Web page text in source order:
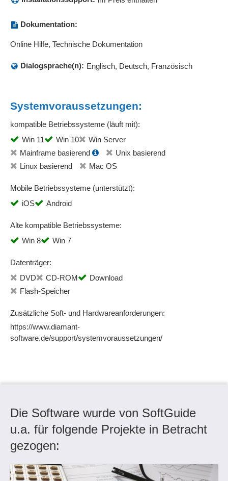
Dokumentation:
Online Hilfe, Technische Dokumentation
Dialogsprache(n): Englisch, Deutsch, Französisch
Systemvoraussetzungen:
kompatible Betriebssysteme (läuft mit):
Win 11
Win 10
Win Server
Mainframe basierend
Unix basierend
Linux basierend
Mac OS
Mobile Betriebssysteme (unterstützt):
iOS
Android
Alte kompatible Betriebssysteme:
Win 8
Win 7
Datenträger:
DVD
CD-ROM
Download
Flash-Speicher
Zusätzliche Soft- und Hardwareanforderungen:
https://www.diamant-
software.de/support/systemvoraussetzungen/
Die Software wurde von SoftGuide
u.a. für folgende Projekte in Betracht
gezogen: